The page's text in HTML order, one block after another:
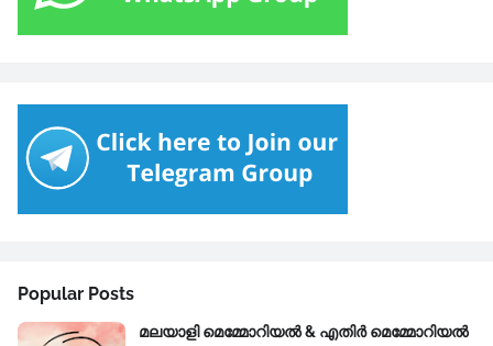
Popular Posts
മലയാളി മെമ്മോറിയൽ & എതിർ മെമ്മോറിയൽ